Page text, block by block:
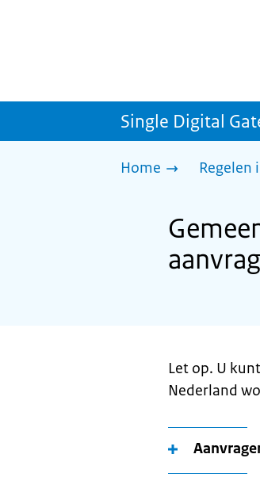
Single Digital
Home Regelen
Let op. U
Nederland